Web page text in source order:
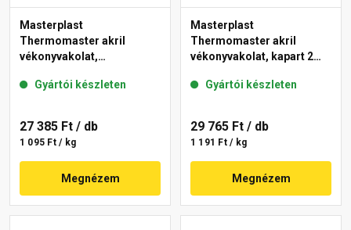
Masterplast
Thermomaster akril
vékonyvakolat,
48-F 25 kg
Gyártói készleten
27 385 Ft / db
1 095 Ft / kg
Megnézem
Masterplast
Thermomaster akril
vékonyvakolat, kapart 2
Gyártói készleten
29 765 Ft / db
1 191 Ft / kg
Megnézem